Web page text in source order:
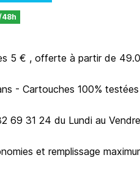
5 € , offerte à partir de
- Cartouches 100%
69 31 24 du Lundi au
et remplissage